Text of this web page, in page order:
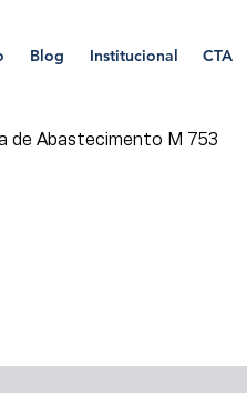
Blog Institucional CTA
de Abastecimento M 753